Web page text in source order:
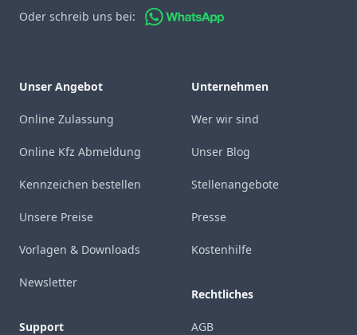
Oder schreib uns bei:
Unser Angebot
Online Zulassung
Online Kfz Abmeldung
Kennzeichen bestellen
Unsere Preise
Vorlagen & Downloads
Newsletter
Support
Unternehmen
Wer wir sind
Unser Blog
Stellenangebote
Presse
Kostenhilfe
Rechtliches
AGB